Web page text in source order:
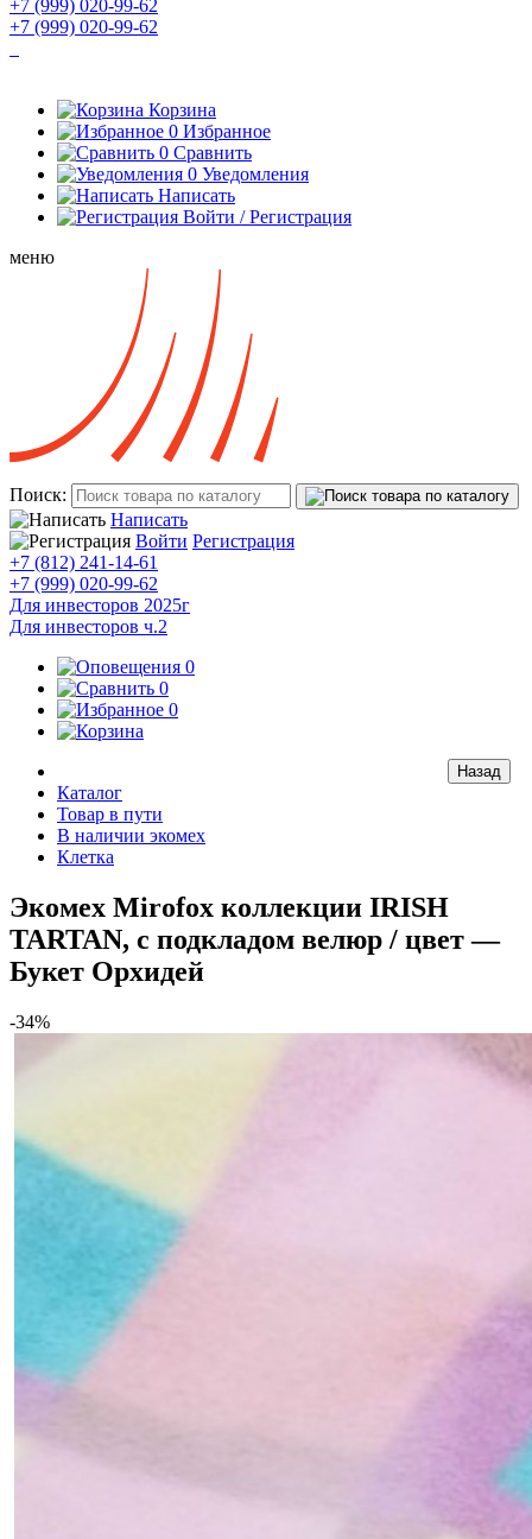
+7 (999) 020-99-62
+7 (999) 020-99-62
Корзина
0 Избранное
0 Сравнить
0 Уведомления
Написать
Войти / Регистрация
меню
Поиск:
Написать
Войти Регистрация
+7 (812) 241-14-61
+7 (999) 020-99-62
Для инвесторов 2025г
Для инвесторов ч.2
0
0
0
Каталог
Товар в пути
В наличии экомех
Клетка
Экомех Mirofox коллекции IRISH
TARTAN, с подкладом велюр / цвет —
Букет Орхидей
-34%